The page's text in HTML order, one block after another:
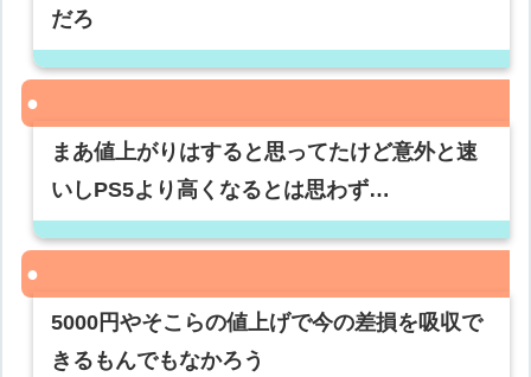
だろ
まあ値上がりはすると思ってたけど意外と速
いしPS5より高くなるとは思わず…
5000円やそこらの値上げで今の差損を吸収で
きるもんでもなかろう